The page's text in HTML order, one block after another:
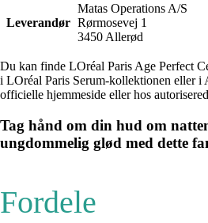
Leverandør
Matas Operations A/S
Rørmosevej 1
3450 Allerød
Du kan finde LOréal Paris Age Perfect
i LOréal Paris Serum-kollektionen eller i
officielle hjemmeside eller hos
Tag hånd om din hud om
ungdommelig glød med dette
Fordele